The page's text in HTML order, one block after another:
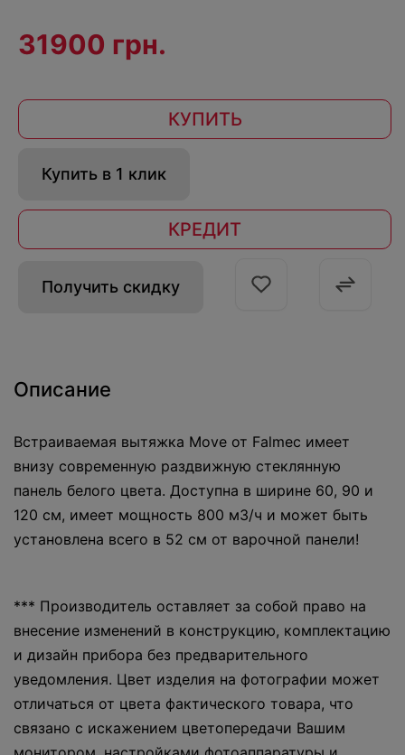
31900 грн.
КУПИТЬ
Купить в 1 клик
КРЕДИТ
Получить скидку
Описание
Встраиваемая вытяжка Move от Falmec имеет
внизу современную раздвижную стеклянную
панель белого цвета. Доступна в ширине 60, 90 и
120 см, имеет мощность 800 м3/ч и может быть
установлена всего в 52 см от варочной панели!
*** Производитель оставляет за собой право на
внесение изменений в конструкцию, комплектацию
и дизайн прибора без предварительного
уведомления. Цвет изделия на фотографии может
отличаться от цвета фактического товара, что
связано с искажением цветопередачи Вашим